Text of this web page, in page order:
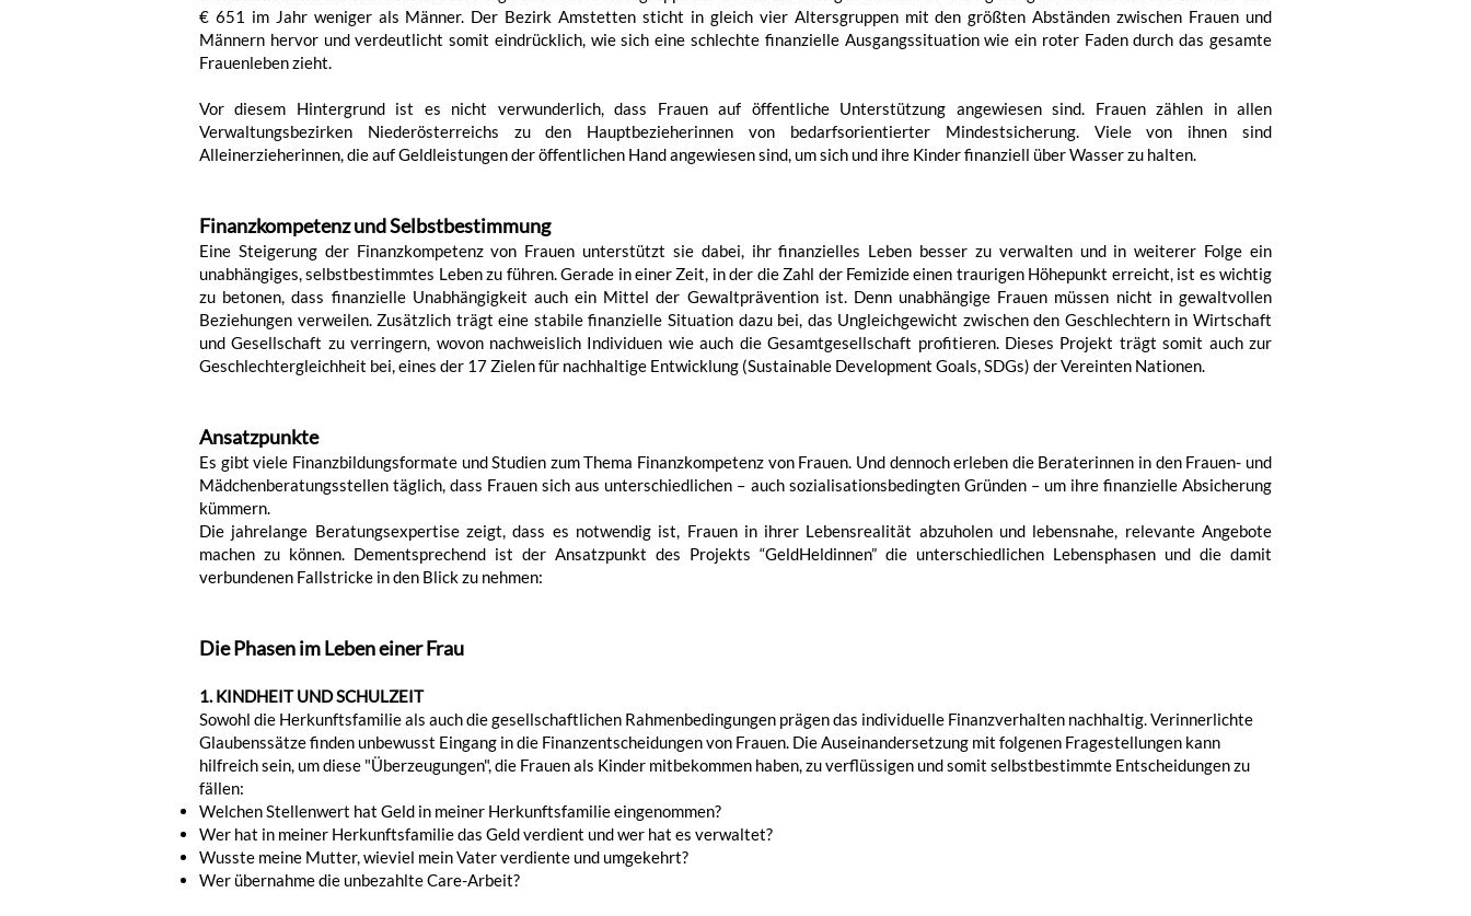
€ 651 im Jahr weniger als Männer. Der Bezirk Amstetten sticht in gleich vier Altersgruppen mit den größten Abständen zwischen Frauen und
Männern hervor und verdeutlicht somit eindrücklich, wie sich eine schlechte finanzielle Ausgangssituation wie ein roter Faden durch das gesamte
Frauenleben zieht.
Vor diesem Hintergrund ist es nicht verwunderlich, dass Frauen auf öffentliche Unterstützung angewiesen sind. Frauen zählen in allen
Verwaltungsbezirken Niederösterreichs zu den Hauptbezieherinnen von bedarfsorientierter Mindest­sicherung. Viele von ihnen sind
Alleinerzieherinnen, die auf Geldleistungen der öffentlichen Hand angewiesen sind, um sich und ihre Kinder finanziell über Wasser zu halten.
Finanzkompetenz und Selbstbestimmung
Eine Steigerung der Finanzkompetenz von Frauen unterstützt sie dabei, ihr finanzielles Leben besser zu verwalten und in weiterer Folge ein
unabhängiges, selbstbestimmtes Leben zu führen. Gerade in einer Zeit, in der die Zahl der Femizide einen traurigen Höhepunkt erreicht, ist es wichtig
zu betonen, dass finanzielle Unabhängigkeit auch ein Mittel der Gewaltprävention ist. Denn unabhängige Frauen müssen nicht in gewaltvollen
Beziehungen verweilen. Zusätzlich trägt eine stabile finanzielle Situation dazu bei, das Ungleichgewicht zwischen den Geschlechtern in Wirtschaft
und Gesellschaft zu verringern, wovon nachweislich Individuen wie auch die Gesamtgesellschaft profitieren. Dieses Projekt trägt somit auch zur
Geschlechtergleichheit bei, eines der 17 Zielen für nachhaltige Entwicklung (Sustainable Development Goals, SDGs) der Vereinten Nationen.
Ansatzpunkte
Es gibt viele Finanzbildungsformate und Studien zum Thema Finanzkompetenz von Frauen. Und dennoch erleben die Beraterinnen in den Frauen- und
Mädchenberatungsstellen täglich, dass Frauen sich aus unterschiedlichen – auch sozialisationsbedingten Gründen – um ihre finanzielle Absicherung
kümmern.
Die jahrelange Beratungsexpertise zeigt, dass es notwendig ist, Frauen in ihrer Lebensrealität abzuholen und lebensnahe, relevante Angebote
machen zu können. Dementsprechend ist der Ansatzpunkt des Projekts “GeldHeldinnen” die unterschiedlichen Lebensphasen und die damit
verbundenen Fallstricke in den Blick zu nehmen:
Die Phasen im Leben einer Frau
1. KINDHEIT UND SCHULZEIT
Sowohl die Herkunftsfamilie als auch die gesellschaftlichen Rahmenbedingungen prägen das individuelle Finanzverhalten nachhaltig. Verinnerlichte
Glaubenssätze finden unbewusst Eingang in die Finanzentscheidungen von Frauen. Die Auseinandersetzung mit folgenen Fragestellungen kann
hilfreich sein, um diese "Überzeugungen", die Frauen als Kinder mitbekommen haben, zu verflüssigen und somit selbstbestimmte Entscheidungen zu
fällen:
Welchen Stellenwert hat Geld in meiner Herkunftsfamilie eingenommen?
Wer hat in meiner Herkunftsfamilie das Geld verdient und wer hat es verwaltet?
Wusste meine Mutter, wieviel mein Vater verdiente und umgekehrt?
Wer übernahme die unbezahlte Care-Arbeit?